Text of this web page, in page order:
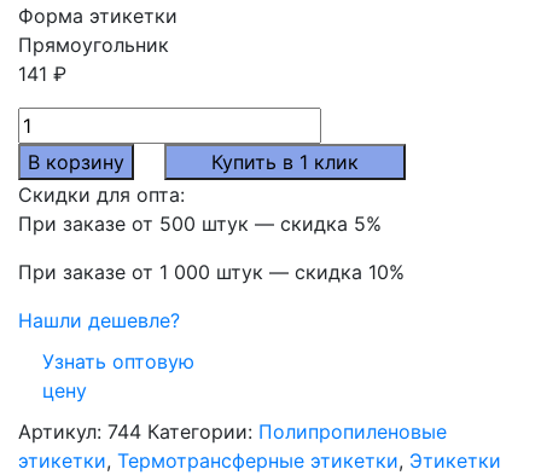
Форма этикетки
Прямоугольник
141 ₽
Количество
товара
Термотрансферные
полипропиленовые
этикетки
58x30
900
шт./
рул.
В корзину
Купить в 1 клик
Скидки для опта:
При заказе от 500 штук — скидка 5%
При заказе от 1 000 штук — скидка 10%
Нашли дешевле?
Узнать оптовую
цену
Артикул: 744 Категории: Полипропиленовые
этикетки, Термотрансферные этикетки, Этикетки